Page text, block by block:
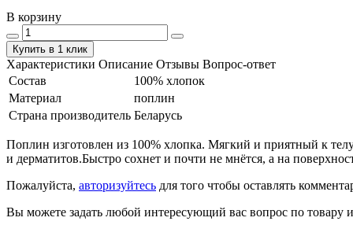
В корзину
Купить в 1 клик
Характеристики Описание Отзывы Вопрос-ответ
Состав
100% хлопок
Материал
поплин
Страна производитель Беларусь
Поплин изготовлен из 100% хлопка. Мягкий и приятный к
и дерматитов.Быстро сохнет и почти не мнётся, а на
Пожалуйста, авторизуйтесь для того чтобы оставлять
Вы можете задать любой интересующий вас вопрос по товару